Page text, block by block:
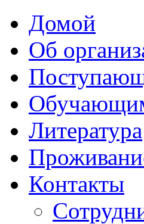
Домой
Об
Литература
Контакты